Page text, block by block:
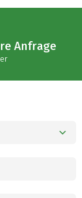
Anfrage